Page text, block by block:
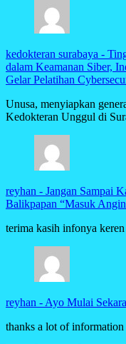
kedokteran surabaya -
dalam Keamanan Siber,
Gelar Pelatihan
Unusa, menyiapkan
Kedokteran Unggul di
reyhan - Jangan Sampai
Balikpapan “Masuk
terima kasih infonya keren
reyhan - Ayo Mulai
thanks a lot of